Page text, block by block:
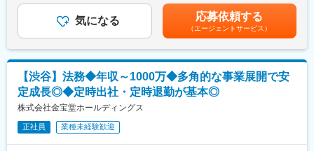
地域の方々や寺院との信頼関係を大切にしながら、多くの人に安
心と希望を届けるため、日々活動を続けている当社。「お墓とい
えばエータイ」と多くの方に想起していただける存在を目指し、
さらなる事業拡大を目指しています。
変更の範囲：会社の定める業務
ら筋道を立て、様々な視点からのマーケティングの戦略設計と推
進実行、プロジェクトの企画・提案、メンバーマネジメントをお
■業務詳細
葬儀業界のリーディングカンパニー、家族葬のパイオニアとし
て、葬儀のご依頼件数の最大化をご担当いただきます。
【マネジメント・企画】
・プロジェクト・メンバー管理
業手当＞有＜給与補足＞昇給／昇格 年1回（6月）人事評価制度
あり賞与 年2回（7、12月）昨年度実績平均2.6ヶ月月給・想定
年収はあくまでも目安の金額であり、選考を通じて上下する可能
性があります。月給(月額)は固定手当を含めた表記です。賃金はあ
くまでも目安の金額であり、選考を通じて上下する可能性があり
ます。月給(月額)は固定手当を含めた表記です。
気になる 応募依頼する
（エージェントサービス）
【渋谷】法務◆年収～1000万◆多角的な事業展開で安
定成長◎◆定時出社・定時退勤が基本◎
株式会社金宝堂ホールディングス
正社員 業種未経験歓迎